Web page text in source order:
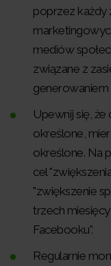
poprzez każdy
mediów
związane z
Upewnij się,
określone,
określone. Na
cel
"zwiększenie
trzech
Facebooku".
Regularnie